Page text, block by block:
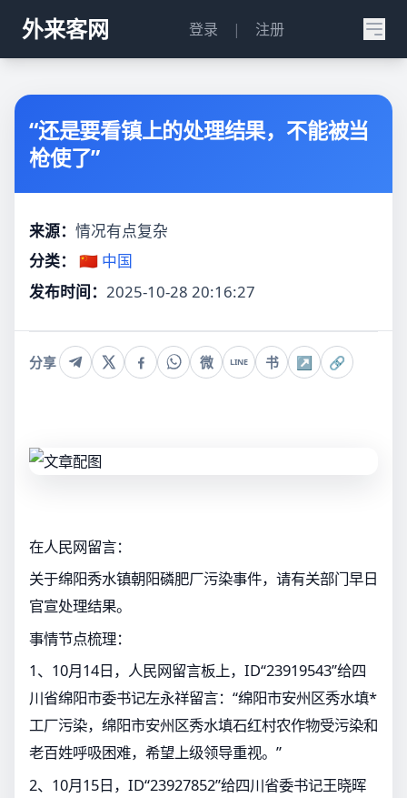
外来客网 登录 | 注册
“还是要看镇上的处理结果，不能被当
枪使了”
来源： 情况有点复杂
分类：
🇨🇳 中国
发布时间： 2025-10-28 20:16:27
分享 微 LINE 书 ↗ 🔗
在人民网留言：
关于绵阳秀水镇朝阳磷肥厂污染事件，请有关部门早日
官宣处理结果。
事情节点梳理：
1、10月14日，人民网留言板上，ID“23919543”给四
川省绵阳市委书记左永祥留言：“绵阳市安州区秀水填*
工厂污染，绵阳市安州区秀水填石红村农作物受污染和
老百姓呼吸困难，希望上级领导重视。”
2、10月15日，ID“23927852”给四川省委书记王晓晖